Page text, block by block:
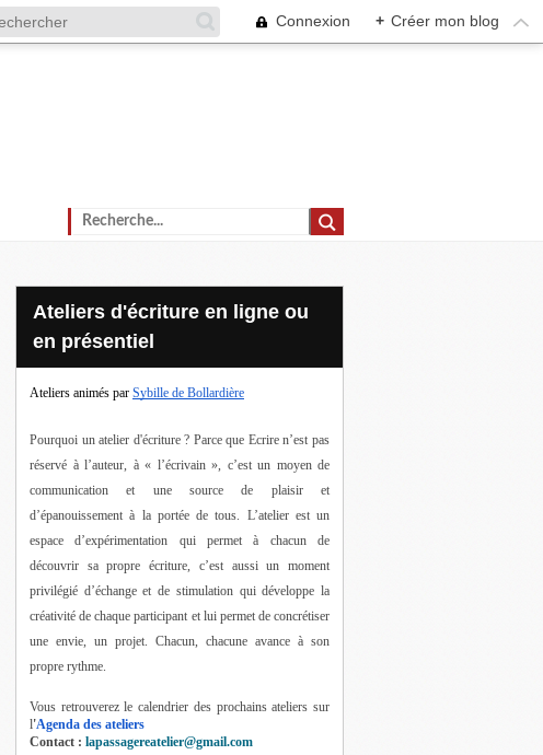
Connexion + Créer mon blog
Ateliers d'écriture en ligne ou
en présentiel
Ateliers animés par Sybille de Bollardière
Pourquoi un atelier d'écriture ? Parce que Ecrire n’est pas
réservé à l’auteur, à « l’écrivain », c’est un moyen de
communication et une source de plaisir et
d’épanouissement à la portée de tous. L’atelier est un
espace d’expérimentation qui permet à chacun de
découvrir sa propre écriture, c’est aussi un moment
privilégié d’échange et de stimulation qui développe la
créativité de chaque participant et lui permet de concrétiser
une envie, un projet. Chacun, chacune avance à son
propre rythme.
Vous retrouverez le calendrier des prochains ateliers sur
l'Agenda des ateliers
Contact : lapassagereatelier@gmail.com